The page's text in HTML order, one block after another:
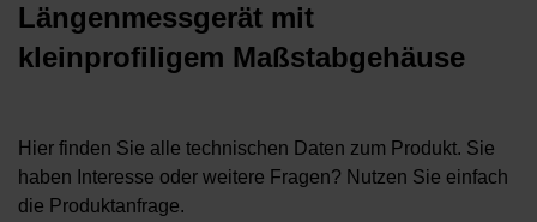
Längenmessgerät mit
kleinprofiligem Maßstabgehäuse
Hier finden Sie alle technischen Daten zum Produkt. Sie
haben Interesse oder weitere Fragen? Nutzen Sie einfach
die Produktanfrage.